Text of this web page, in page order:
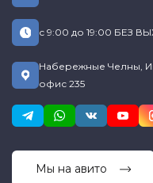
с 9:00 до 19:00 БЕЗ
Набережные Челны,
офис 235
Мы на авито